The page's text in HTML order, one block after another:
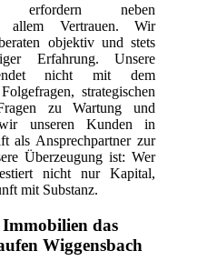
erfordern neben
allem Vertrauen. Wir
objektiv und stets
Erfahrung. Unsere
endet nicht mit dem
strategischen
zu Wartung und
unseren Kunden in
als Ansprechpartner zur
Überzeugung ist: Wer
nicht nur Kapital,
mit Substanz.
das
Wiggensbach